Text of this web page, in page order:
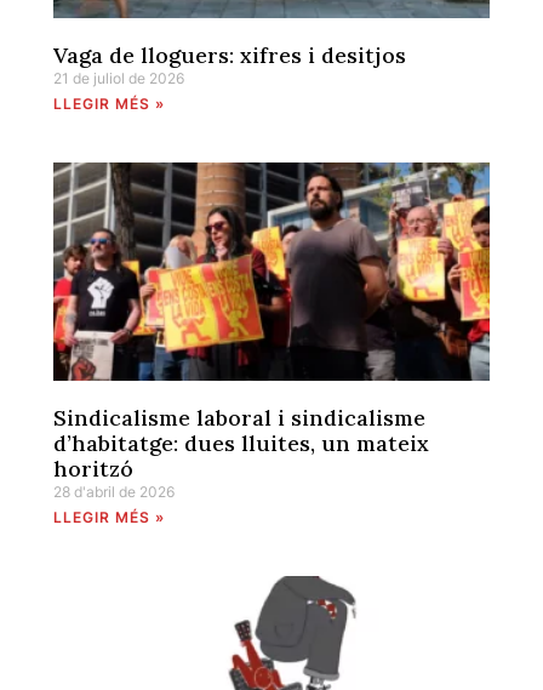
Vaga de lloguers: xifres i desitjos
21 de juliol de 2026
LLEGIR MÉS »
Sindicalisme laboral i sindicalisme
d’habitatge: dues lluites, un mateix
horitzó
28 d'abril de 2026
LLEGIR MÉS »